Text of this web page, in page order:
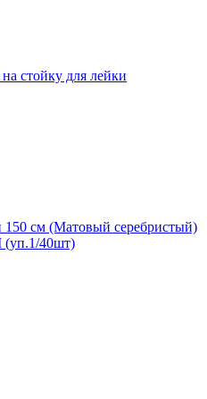
стойку для лейки
см (Матовый серебристый)
(уп.1/40шт)